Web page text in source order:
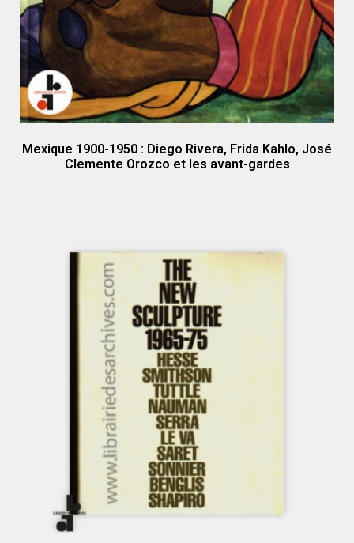
Mexique 1900-1950 : Diego Rivera, Frida Kahlo, José
Clemente Orozco et les avant-gardes